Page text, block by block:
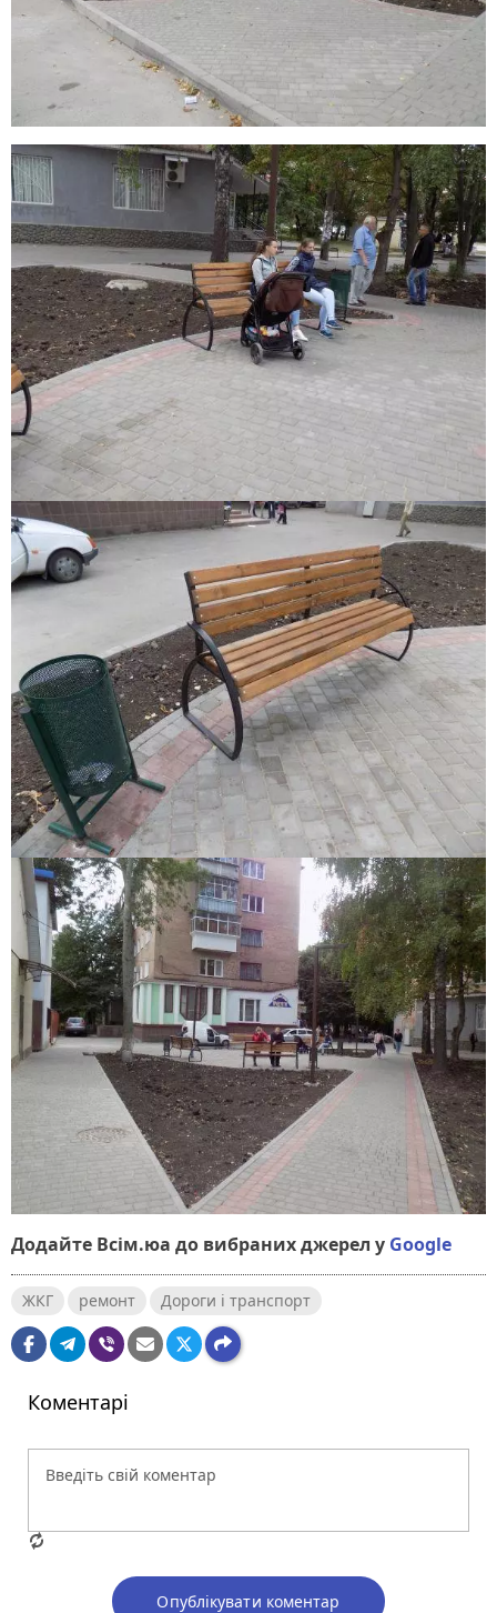
Додайте Всім.юа до вибраних джерел у Google
ЖКГ ремонт Дороги і транспорт
Коментарі
Опублікувати коментар